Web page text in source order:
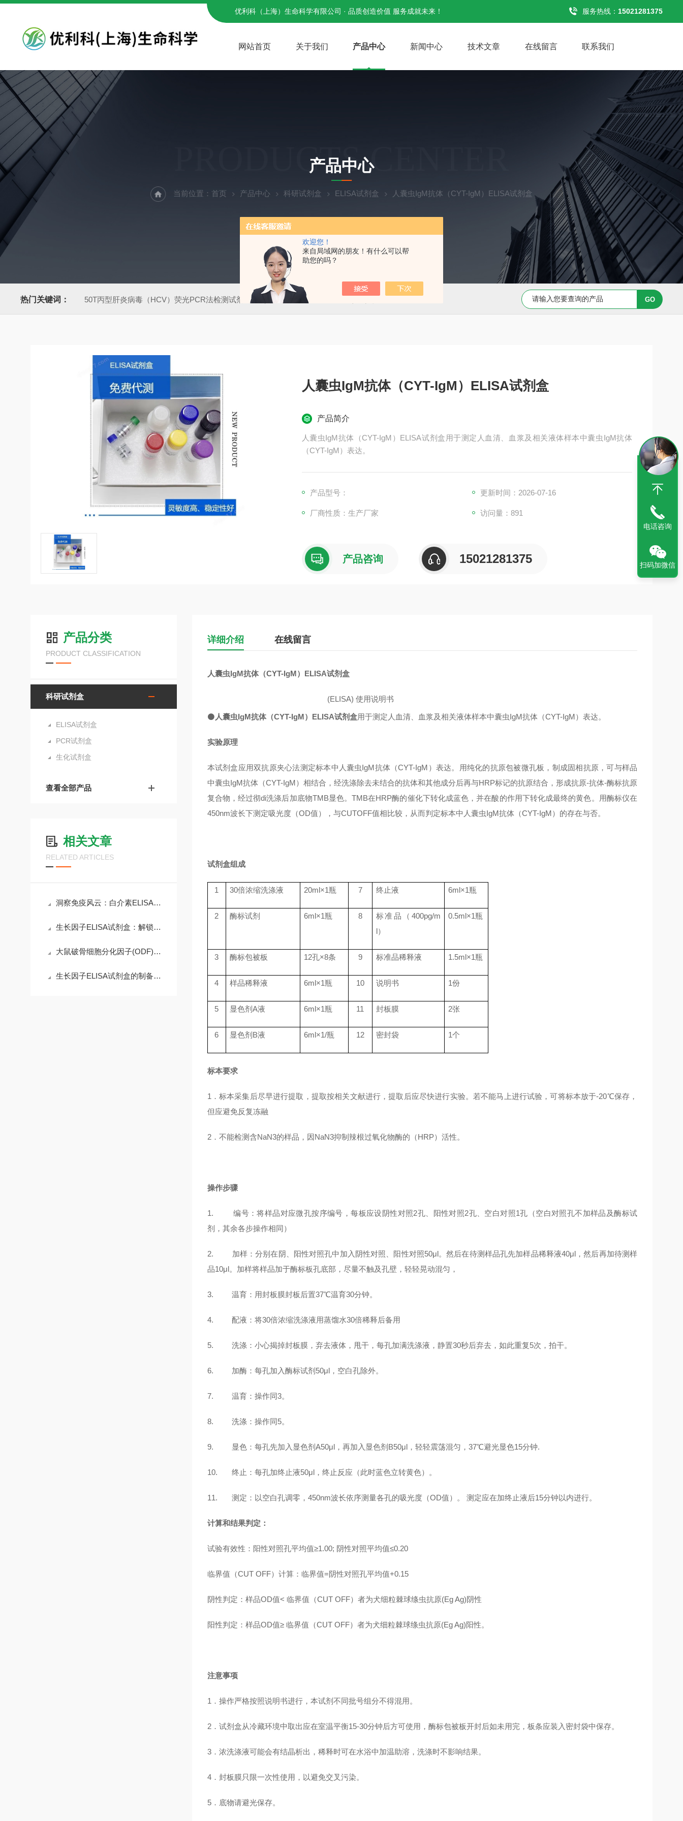
欢迎您！
来自局域网的朋友！有什么可以帮
助您的吗？
优利科（上海）生命科学有限公司 · 品质创造价值 服务成就未来！ 服务热线： 15021281375
网站首页 关于我们 产品中心 新闻中心 技术文章 在线留言 联系我们
PRODUCTS CENTER
产品中心
当前位置： 首页 产品中心 科研试剂盒 ELISA试剂盒 人囊虫IgM抗体（CYT-IgM）ELISA试剂盒
热门关键词： 50T丙型肝炎病毒（HCV）荧光PCR法检测试剂盒 50T肠道病毒通用型（EV）荧光PCR法检测试剂盒 Capan-1 细胞专用培养基 Caov-3 细胞专用培养基
人囊虫IgM抗体（CYT-IgM）ELISA试剂盒
产品简介
人囊虫IgM抗体（CYT-IgM）ELISA试剂盒用于测定人血清、血浆及相关液体样本中囊虫IgM抗体
（CYT-IgM）表达。
产品型号： 更新时间：2026-07-16
厂商性质：生产厂家 访问量：891
产品咨询 15021281375
产品分类
PRODUCT CLASSIFICATION
科研试剂盒
ELISA试剂盒
PCR试剂盒
生化试剂盒
查看全部产品
相关文章
RELATED ARTICLES
洞察免疫风云：白介素ELISA试剂盒在科研与临床中的核心价值
生长因子ELISA试剂盒：解锁科研精准需求，赋能高效检测核心优势
大鼠破骨细胞分化因子(ODF)ELISA试剂盒的操作注意事项
生长因子ELISA试剂盒的制备工艺探索
详细介绍 在线留言
人囊虫IgM抗体（CYT-IgM）ELISA试剂盒
(ELISA) 使用说明书
⚫ 人囊虫IgM抗体（CYT-IgM）ELISA试剂盒用于测定人血清、血浆及相关液体样本中囊虫IgM抗体（CYT-IgM）表达。
实验原理
本试剂盒应用双抗原夹心法测定标本中人囊虫IgM抗体（CYT-IgM）表达。用纯化的抗原包被微孔板，制成固相抗原，可与样品
中囊虫IgM抗体（CYT-IgM）相结合，经洗涤除去未结合的抗体和其他成分后再与HRP标记的抗原结合，形成抗原-抗体-酶标抗原
复合物，经过彻di洗涤后加底物TMB显色。TMB在HRP酶的催化下转化成蓝色，并在酸的作用下转化成最终的黄色。用酶标仪在
450nm波长下测定吸光度（OD值），与CUTOFF值相比较，从而判定标本中人囊虫IgM抗体（CYT-IgM）的存在与否。
试剂盒组成
1 30倍浓缩洗涤液 20ml×1瓶 7 终止液 6ml×1瓶
2 酶标试剂 6ml×1瓶 8 标准品（ 400pg/m
l）
0.5ml×1瓶
3 酶标包被板 12孔×8条 9 标准品稀释液 1.5ml×1瓶
4 样品稀释液 6ml×1瓶 10 说明书 1份
5 显色剂A液 6ml×1瓶 11 封板膜 2张
6 显色剂 B液 6ml×1/瓶 12 密封袋 1个
标本要求
1．标本采集后尽早进行提取，提取按相关文献进行，提取后应尽快进行实验。若不能马上进行试验，可将标本放于-20℃保存，
但应避免反复冻融
2．不能检测含NaN3的样品，因NaN3抑制辣根过氧化物酶的（HRP）活性。
操作步骤
1. 编号：将样品对应微孔按序编号，每板应设阴性对照2孔、阳性对照2孔、空白对照1孔（空白对照孔不加样品及酶标试
剂，其余各步操作相同）
2. 加样：分别在阴、阳性对照孔中加入阴性对照、阳性对照50μl。然后在待测样品孔先加样品稀释液40μl，然后再加待测样
品10μl。加样将样品加于酶标板孔底部，尽量不触及孔壁，轻轻晃动混匀，
3. 温育：用封板膜封板后置37℃温育30分钟。
4. 配液：将30倍浓缩洗涤液用蒸馏水30倍稀释后备用
5. 洗涤：小心揭掉封板膜，弃去液体，甩干，每孔加满洗涤液，静置30秒后弃去，如此重复5次，拍干。
6. 加酶：每孔加入酶标试剂50μl，空白孔除外。
7. 温育：操作同3。
8. 洗涤：操作同5。
9. 显色：每孔先加入显色剂A50μl，再加入显色剂B50μl，轻轻震荡混匀，37℃避光显色15分钟.
10. 终止：每孔加终止液50μl，终止反应（此时蓝色立转黄色）。
11. 测定：以空白孔调零，450nm波长依序测量各孔的吸光度（OD值）。 测定应在加终止液后15分钟以内进行。
计算和结果判定：
试验有效性：阳性对照孔平均值≥1.00; 阴性对照平均值≤0.20
临界值（CUT OFF）计算：临界值=阴性对照孔平均值+0.15
阴性判定：样品OD值< 临界值（CUT OFF）者为犬细粒棘球绦虫抗原(Eg Ag)阴性
阳性判定：样品OD值≥ 临界值（CUT OFF）者为犬细粒棘球绦虫抗原(Eg Ag)阳性。
注意事项
1．操作严格按照说明书进行，本试剂不同批号组分不得混用。
2．试剂盒从冷藏环境中取出应在室温平衡15-30分钟后方可使用，酶标包被板开封后如未用完，板条应装入密封袋中保存。
3．浓洗涤液可能会有结晶析出，稀释时可在水浴中加温助溶，洗涤时不影响结果。
4．封板膜只限一次性使用，以避免交叉污染。
5．底物请避光保存。
电话咨询
扫码加微信